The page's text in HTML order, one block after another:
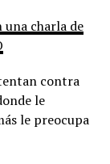
una charla de
contra
le
le preocupa